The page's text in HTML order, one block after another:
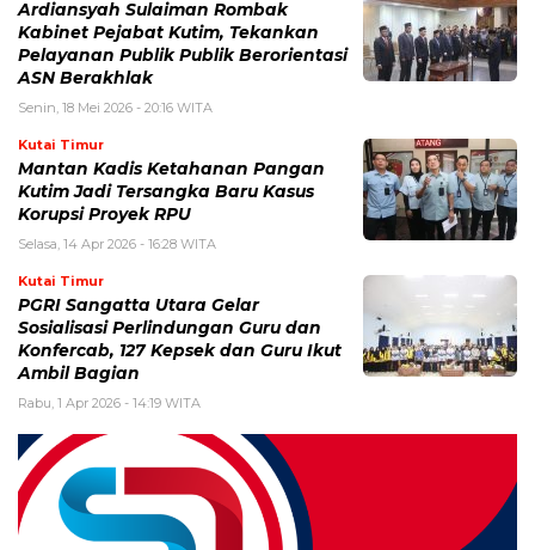
Ardiansyah Sulaiman Rombak
Kabinet Pejabat Kutim, Tekankan
Pelayanan Publik Publik Berorientasi
ASN Berakhlak
Senin, 18 Mei 2026 - 20:16 WITA
Kutai Timur
Mantan Kadis Ketahanan Pangan
Kutim Jadi Tersangka Baru Kasus
Korupsi Proyek RPU
Selasa, 14 Apr 2026 - 16:28 WITA
Kutai Timur
PGRI Sangatta Utara Gelar
Sosialisasi Perlindungan Guru dan
Konfercab, 127 Kepsek dan Guru Ikut
Ambil Bagian
Rabu, 1 Apr 2026 - 14:19 WITA